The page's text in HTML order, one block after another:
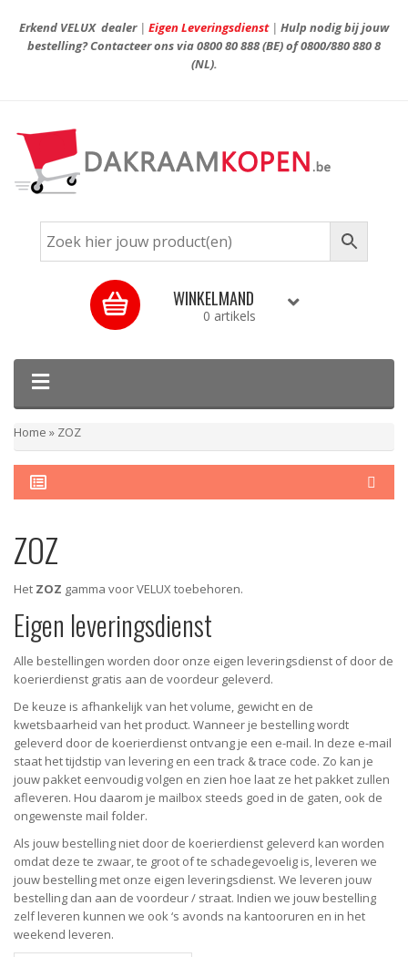
Erkend VELUX dealer| Eigen Leveringsdienst| Hulp nodig bij jouw
bestelling? Contacteer ons via0800 80 888(BE) of0800/880 880 8
(NL).
WINKELMAND
0 artikels
Home » ZOZ
ZOZ
Het ZOZ gamma voor VELUX toebehoren.
Eigen leveringsdienst
Alle bestellingen worden door onze eigen leveringsdienst of door de
koerierdienst gratis aan de voordeur geleverd.
De keuze is afhankelijk van het volume, gewicht en de
kwetsbaarheid van het product. Wanneer je bestelling wordt
geleverd door de koerierdienst ontvang je een e-mail. In deze e-mail
staat het tijdstip van levering en een track & trace code. Zo kan je
jouw pakket eenvoudig volgen en zien hoe laat ze het pakket zullen
afleveren. Hou daarom je mailbox steeds goed in de gaten, ook de
ongewenste mail folder.
Als jouw bestelling niet door de koerierdienst geleverd kan worden
omdat deze te zwaar, te groot of te schadegevoelig is, leveren we
jouw bestelling met onze eigen leveringsdienst. We leveren jouw
bestelling dan aan de voordeur / straat. Indien we jouw bestelling
zelf leveren kunnen we ook ‘s avonds na kantooruren en in het
weekend leveren.